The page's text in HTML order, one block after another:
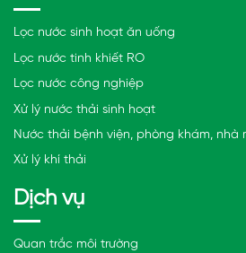
Lọc nước sinh hoạt ăn uống
Lọc nước tinh khiết RO
Lọc nước công nghiệp
Xử lý nước thải sinh hoạt
Nước thải bệnh viện, phòng khám, nhà
Xử lý khí thải
Dịch vụ
Quan trắc môi trường